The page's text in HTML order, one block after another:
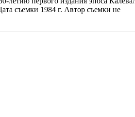
съемки 1984 г. Автор съемки не